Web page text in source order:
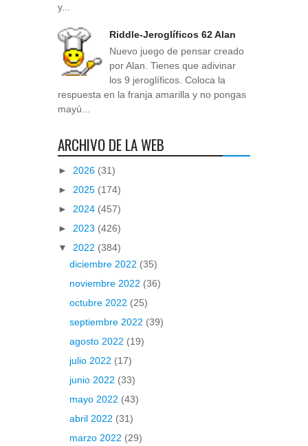
y...
Riddle-Jeroglíficos 62 Alan
Nuevo juego de pensar creado
por Alan. Tienes que adivinar
los 9 jeroglíficos. Coloca la
respuesta en la franja amarilla y no pongas
mayú...
ARCHIVO DE LA WEB
► 2026 (31)
► 2025 (174)
► 2024 (457)
► 2023 (426)
▼ 2022 (384)
diciembre 2022 (35)
noviembre 2022 (36)
octubre 2022 (25)
septiembre 2022 (39)
agosto 2022 (19)
julio 2022 (17)
junio 2022 (33)
mayo 2022 (43)
abril 2022 (31)
marzo 2022 (29)